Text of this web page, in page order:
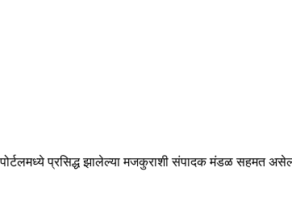
प्रसिद्ध झालेल्या मजकुराशी संपादक मंडळ सहमत